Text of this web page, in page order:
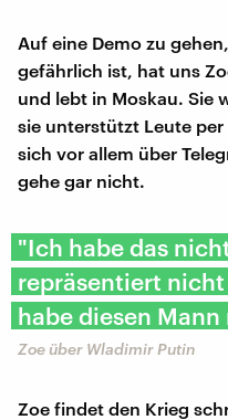
Auf eine Demo zu
gefährlich ist, hat uns
und lebt in Moskau. Sie
sie unterstützt Leute
sich vor allem über
gehe gar nicht.
"Ich habe das
repräsentiert
habe diesen
Zoe über Wladimir Putin
Zoe findet den Krieg